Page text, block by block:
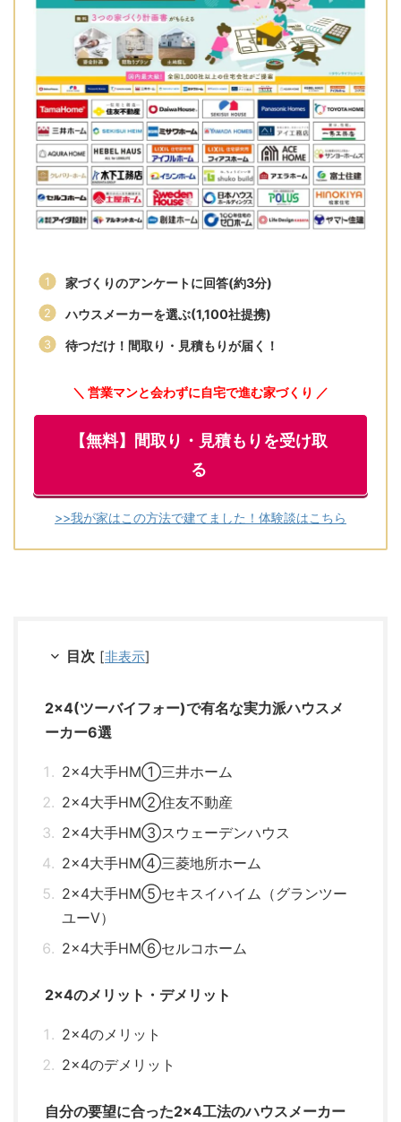
家づくりのアンケートに回答(約3分)
ハウスメーカーを選ぶ(1,100社提携)
待つだけ！間取り・見積もりが届く！
＼ 営業マンと会わずに自宅で進む家づくり ／
【無料】間取り・見積もりを受け取
る
>>我が家はこの方法で建てました！体験談はこちら
目次 [非表示]
2×4(ツーバイフォー)で有名な実力派ハウスメ
ーカー6選
2×4大手HM①三井ホーム
2×4大手HM②住友不動産
2×4大手HM③スウェーデンハウス
2×4大手HM④三菱地所ホーム
2×4大手HM⑤セキスイハイム（グランツー
ユーV）
2×4大手HM⑥セルコホーム
2×4のメリット・デメリット
2×4のメリット
2×4のデメリット
自分の要望に合った2×4工法のハウスメーカー